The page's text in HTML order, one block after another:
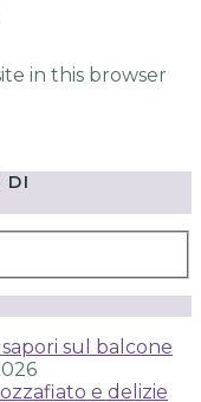
in this browser
DI
sul balcone
e delizie